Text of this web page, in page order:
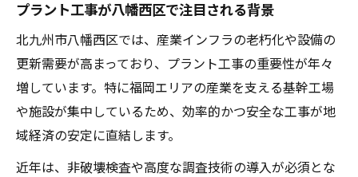
プラント工事が八幡西区で注目される背景
北九州市八幡西区では、産業インフラの老朽化や設備の
更新需要が高まっており、プラント工事の重要性が年々
増しています。特に福岡エリアの産業を支える基幹工場
や施設が集中しているため、効率的かつ安全な工事が地
域経済の安定に直結します。
近年は、非破壊検査や高度な調査技術の導入が必須とな